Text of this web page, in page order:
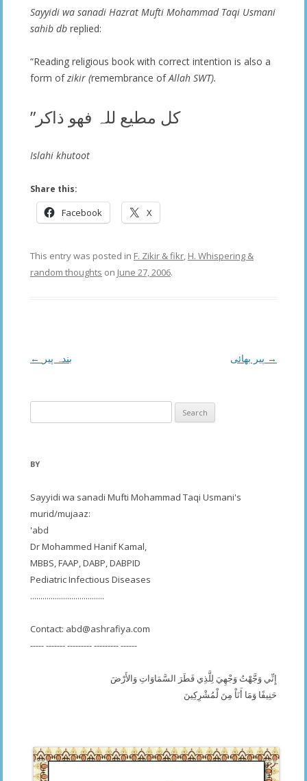
Sayyidi wa sanadi Hazrat Mufti Mohammad Taqi Usmani
sahib db replied:
“Reading religious book with correct intention is also a
form ofzikir (remembrance ofAllah SWT).
کل مطیع للہ فھو ذاکر”
Islahi khutoot
Share this:
Facebook X
This entry was posted in F. Zikir & fikr, H. Whispering &
random thoughts on June 27, 2006.
Post
← بندہ پیر →
for:
BY
Sayyidi wa sanadi Mufti Mohammad Taqi Usmani's
murid/mujaaz:
'abd
Dr Mohammed Hanif Kamal,
MBBS, FAAP, DABP, DABPID
Pediatric Infectious Diseases
....................................
Contact: abd@ashrafiya.com
----- ------- --------- --------- ------
إِنِّي وَجَّهْتُ وَجْهِيَ لِلَّذِي فَطَرَ السَّمَاوَاتِ وَالأَرْضَ
حَنِيفًا وَمَا أَنَاْ مِنَ لْمُشْرِكِينَ